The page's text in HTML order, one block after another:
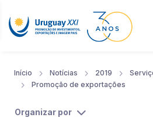
Início Notícias 2019
Promoção de exportações
Organizar por